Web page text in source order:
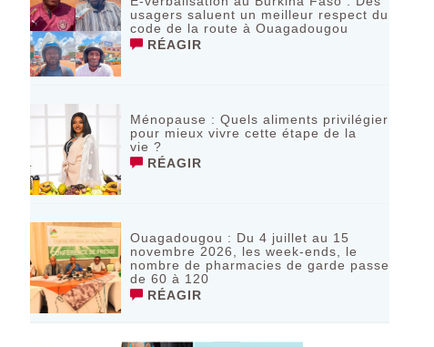
usagers saluent un meilleur respect du
code de la route à Ouagadougou
RÉAGIR
Ménopause : Quels aliments privilégier
pour mieux vivre cette étape de la
vie ?
RÉAGIR
Ouagadougou : Du 4 juillet au 15
novembre 2026, les week-ends, le
nombre de pharmacies de garde passe
de 60 à 120
RÉAGIR